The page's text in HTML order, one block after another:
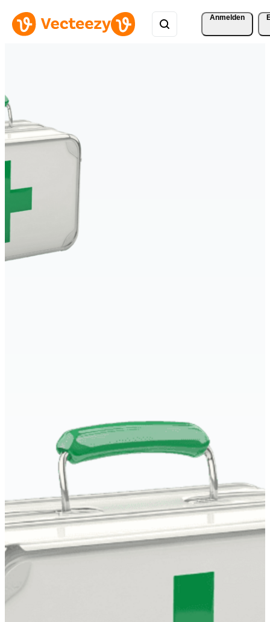
Anmelden